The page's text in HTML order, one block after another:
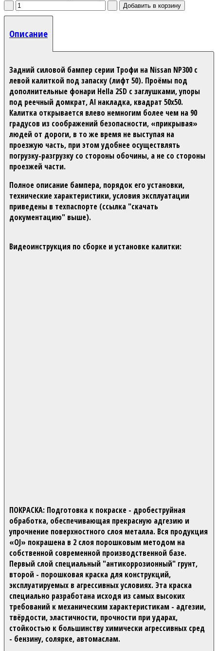
Описание
Задний силовой бампер серии Трофи на Nissan NP300 с
левой калиткой под запаску (лифт 50). Проёмы под
дополнительные фонари Hella 2SD с заглушками, упоры
под реечный домкрат, Al накладка, квадрат 50х50.
Калитка открывается влево немногим более чем на 90
градусов из соображений безопасности, «прикрывая»
людей от дороги, в то же время не выступая на
проезжую часть, при этом удобнее осуществлять
погрузку-разгрузку со стороны обочины, а не со стороны
проезжей части.
Полное описание бампера, порядок его установки,
технические характеристики, условия эксплуатации
приведены в техпаспорте (ссылка "скачать
документацию" выше).
Видеоинструкция по сборке и установке калитки:
ПОКРАСКА: Подготовка к покраске - дробеструйная
обработка, обеспечивающая прекрасную адгезию и
упрочнение поверхностного слоя металла. Вся продукция
«OJ» покрашена в 2 слоя порошковым методом на
собственной современной производственной базе.
Первый слой специальный "антикоррозионный" грунт,
второй - порошковая краска для конструкций,
эксплуатируемых в агрессивных условиях. Эта краска
специально разработана исходя из самых высоких
требований к механическим характеристикам - адгезии,
твёрдости, эластичности, прочности при ударах,
стойкостью к большинству химически агрессивных сред
- бензину, солярке, автомаслам.